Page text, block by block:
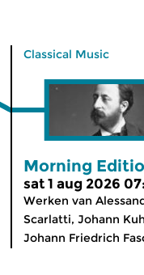
Classical Music
Morning
sat 1 aug 2026
Werken van
Scarlatti, Johann
Johann Friedrich